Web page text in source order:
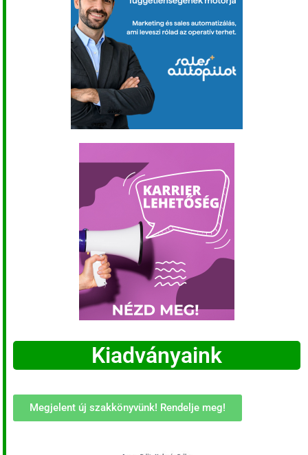
Kiadványaink
Megjelent új szakkönyvünk! Rendelje meg!